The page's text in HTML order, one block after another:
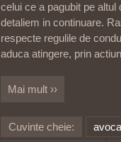
celui ce a pagubit pe
detaliem in continuare.
respecte regulile de
aduca atingere, prin
Mai mult ››
Cuvinte cheie: